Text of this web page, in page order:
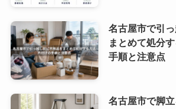
名古屋市で引
まとめて処分
手順と注意点
名古屋市で脚